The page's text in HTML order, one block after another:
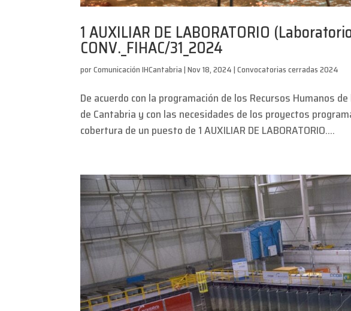
1 AUXILIAR DE LABORATORIO
CONV._FIHAC/31_2024
porComunicación IHCantabria|Nov 18, 2024|Convocatorias cerradas 2024
De acuerdo con la programación de los Recursos Humanos
de Cantabria y con las necesidades de los proyectos
cobertura de un puesto de 1 AUXILIAR DE LABORATORIO....